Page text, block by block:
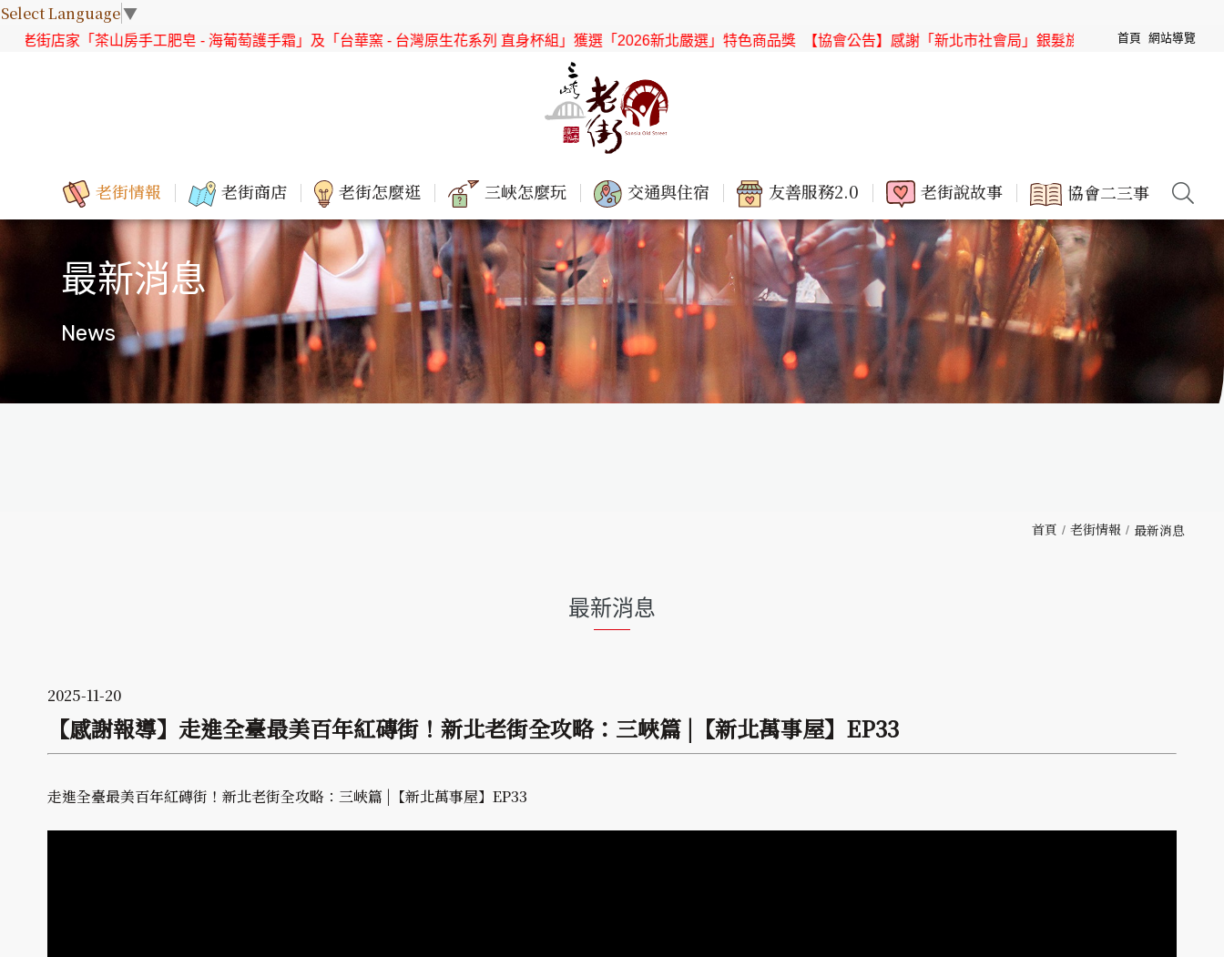
Select Language▼
家「茶山房手工肥皂 - 海葡萄護手霜」及「台華窯 - 台灣原生花系列 直身杯組」獲選「2026新北嚴選」特色商品獎 【協會公告】感謝「新北市社會局」銀髮族節目「高年級超進化」來「
首頁 網站導覽
老街情報 老街商店 老街怎麼逛 三峽怎麼玩 交通與住宿 友善服務2.0 老街說故事 協會二三事
最新消息
News
首頁 老街情報 最新消息
最新消息
2025-11-20
【感謝報導】走進全臺最美百年紅磚街！新北老街全攻略：三峽篇 |【新北萬事屋】EP33
走進全臺最美百年紅磚街！新北老街全攻略：三峽篇 |【新北萬事屋】EP33